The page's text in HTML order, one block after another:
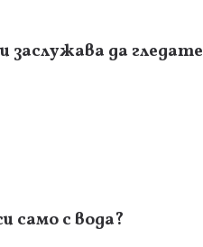
заслужава да гледате
само с вода?